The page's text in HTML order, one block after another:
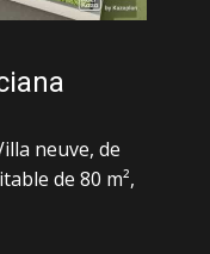
neuve, de
de 80 m²,